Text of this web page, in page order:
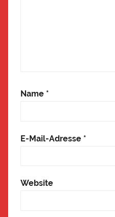
Name *
E-Mail-Adresse *
Website